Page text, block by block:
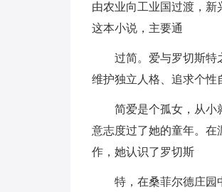
由农业向工业国过渡，新
这本小说，主要通
过简。爱与罗切斯特
维护独立人格、追求个性
简爱是个孤女，从小
意志度过了她的童年。在
作，她认识了罗切斯
特，在桑菲尔德庄园